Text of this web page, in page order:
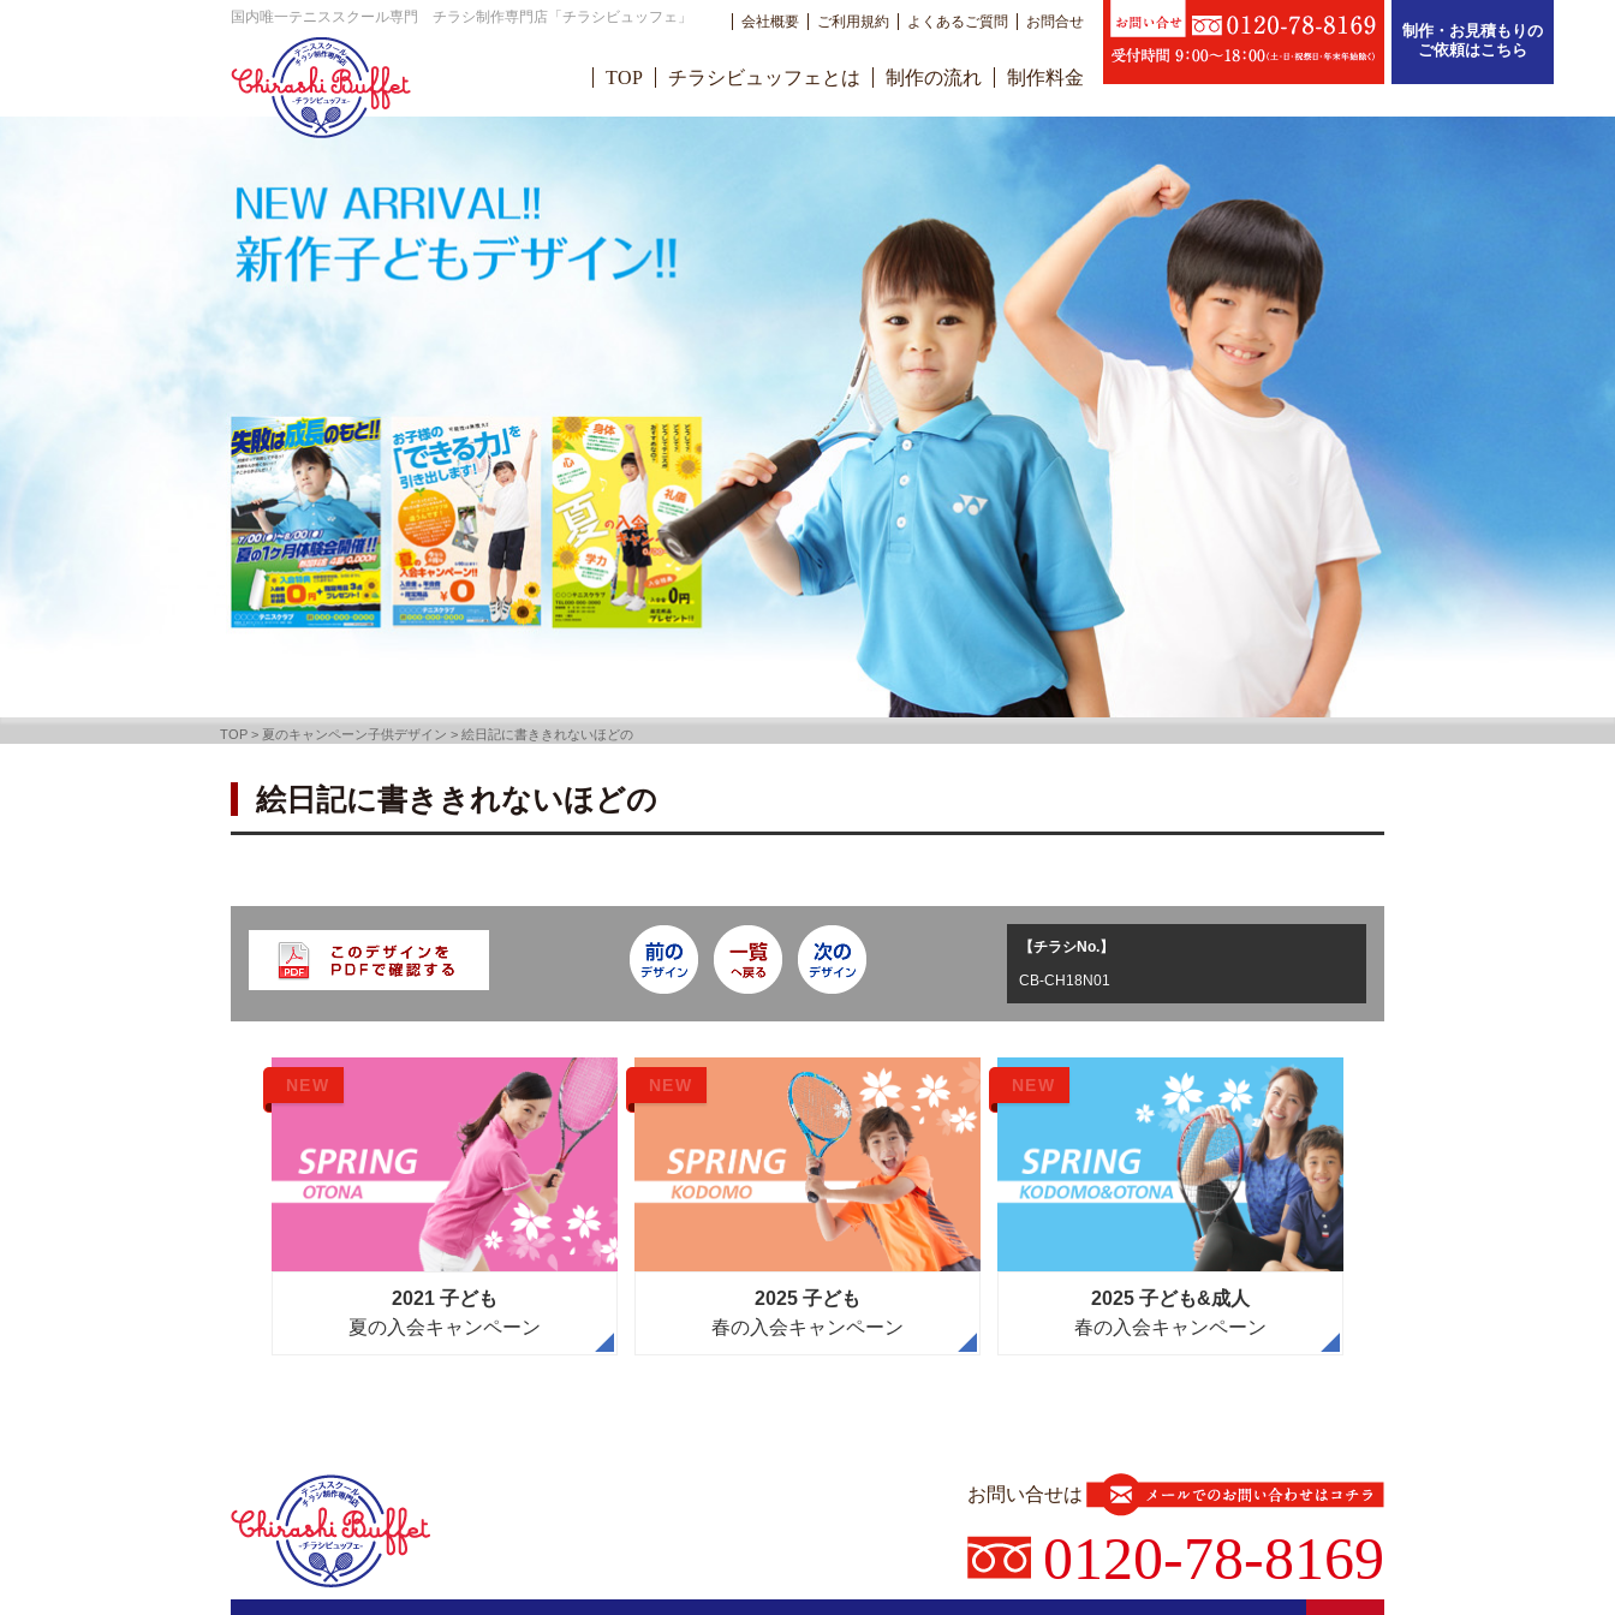
国内唯一テニススクール専門 チラシ制作専門店「チラシビュッフェ」
TOP チラシビュッフェとは 制作の流れ 制作料金
会社概要 ご利用規約 よくあるご質問 お問合せ 制作・お見積もりの
ご依頼はこちら
TOP > 夏のキャンペーン子供デザイン >絵日記に書ききれないほどの
絵日記に書ききれないほどの
【チラシNo.】
CB-CH18N01
NEW
2021 子ども
夏の入会キャンペーン
NEW
2025 子ども
春の入会キャンペーン
NEW
2025 子ども&成人
春の入会キャンペーン
お問い合せは
0120-78-8169